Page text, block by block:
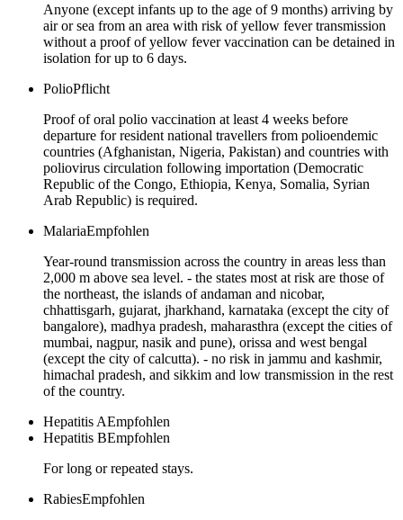
Anyone (except infants up to the age of 9 months) arriving by
air or sea from an area with risk of yellow fever transmission
without a proof of yellow fever vaccination can be detained in
isolation for up to 6 days.
PolioPflicht
Proof of oral polio vaccination at least 4 weeks before
departure for resident national travellers from polioendemic
countries (Afghanistan, Nigeria, Pakistan) and countries with
poliovirus circulation following importation (Democratic
Republic of the Congo, Ethiopia, Kenya, Somalia, Syrian
Arab Republic) is required.
MalariaEmpfohlen
Year-round transmission across the country in areas less than
2,000 m above sea level. - the states most at risk are those of
the northeast, the islands of andaman and nicobar,
chhattisgarh, gujarat, jharkhand, karnataka (except the city of
bangalore), madhya pradesh, maharasthra (except the cities of
mumbai, nagpur, nasik and pune), orissa and west bengal
(except the city of calcutta). - no risk in jammu and kashmir,
himachal pradesh, and sikkim and low transmission in the rest
of the country.
Hepatitis AEmpfohlen
Hepatitis BEmpfohlen
For long or repeated stays.
RabiesEmpfohlen